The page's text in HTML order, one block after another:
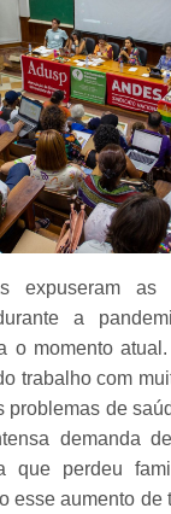
expuseram as
a
o momento
trabalho com
problemas de
demanda
que perdeu
esse aumento de